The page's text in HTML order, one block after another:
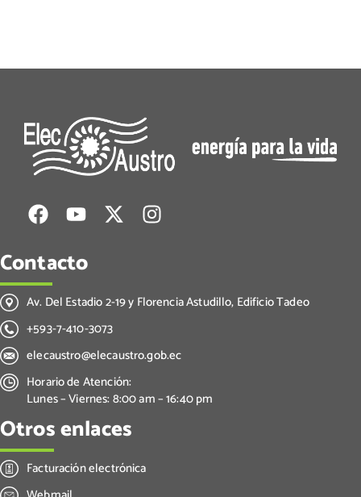
Contacto
Av. Del Estadio 2-19 y Florencia Astudillo, Edificio Tadeo
+593-7-410-3073
elecaustro@elecaustro.gob.ec
Horario de Atención:
Lunes – Viernes: 8:00 am – 16:40 pm
Otros enlaces
Facturación electrónica